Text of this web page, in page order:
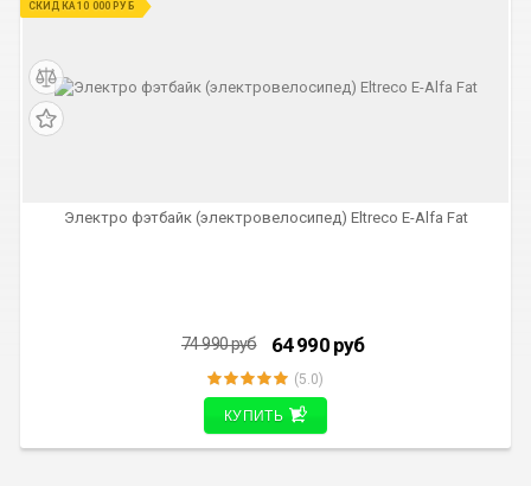
Электро фэтбайк (электровелосипед) Eltreco E-Alfa Fat
74 990руб 64 990 руб
(5.0)
КУПИТЬ